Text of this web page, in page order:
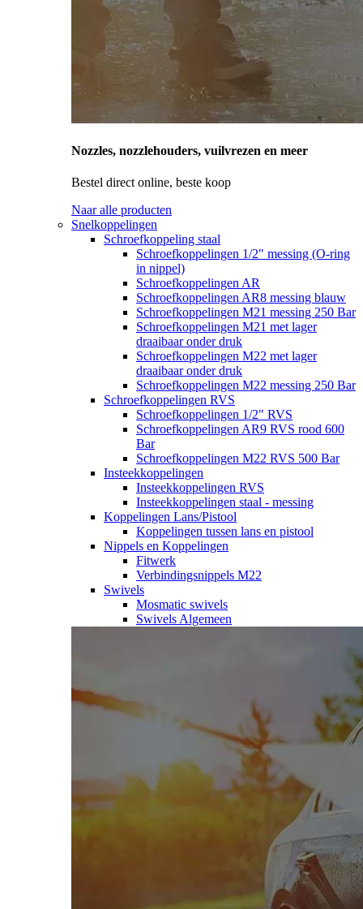
Nozzles, nozzlehouders, vuilvrezen en meer
Bestel direct online, beste koop
Naar alle producten
Snelkoppelingen
Schroefkoppeling staal
Schroefkoppelingen 1/2" messing (O-ring
in nippel)
Schroefkoppelingen AR
Schroefkoppelingen AR8 messing blauw
Schroefkoppelingen M21 messing 250 Bar
Schroefkoppelingen M21 met lager
draaibaar onder druk
Schroefkoppelingen M22 met lager
draaibaar onder druk
Schroefkoppelingen M22 messing 250 Bar
Schroefkoppelingen RVS
Schroefkoppelingen 1/2" RVS
Schroefkoppelingen AR9 RVS rood 600
Bar
Schroefkoppelingen M22 RVS 500 Bar
Insteekkoppelingen
Insteekkoppelingen RVS
Insteekkoppelingen staal - messing
Koppelingen Lans/Pistool
Koppelingen tussen lans en pistool
Nippels en Koppelingen
Fitwerk
Verbindingsnippels M22
Swivels
Mosmatic swivels
Swivels Algemeen